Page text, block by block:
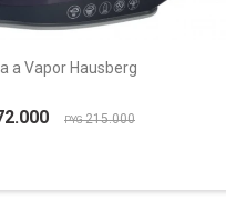
a Vapor Hausberg
PYG215.000